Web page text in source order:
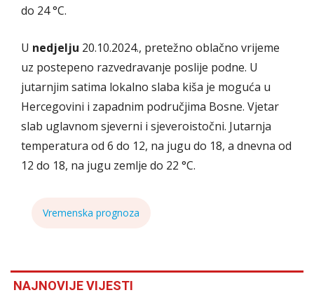
do 24 °C.
U nedjelju 20.10.2024., pretežno oblačno vrijeme
uz postepeno razvedravanje poslije podne. U
jutarnjim satima lokalno slaba kiša je moguća u
Hercegovini i zapadnim područjima Bosne. Vjetar
slab uglavnom sjeverni i sjeveroistočni. Jutarnja
temperatura od 6 do 12, na jugu do 18, a dnevna od
12 do 18, na jugu zemlje do 22 °C.
Vremenska prognoza
NAJNOVIJE VIJESTI